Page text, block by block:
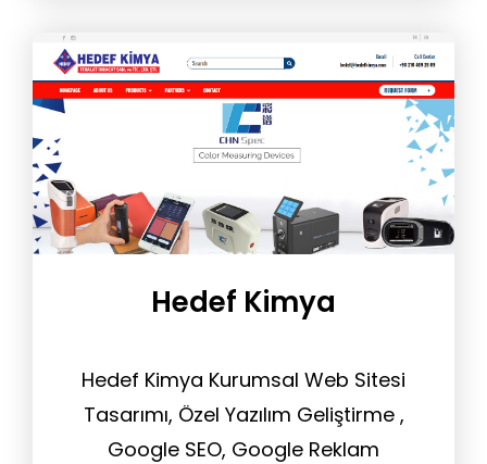
Hedef Kimya
Hedef Kimya Kurumsal Web Sitesi
Tasarımı, Özel Yazılım Geliştirme ,
Google SEO, Google Reklam